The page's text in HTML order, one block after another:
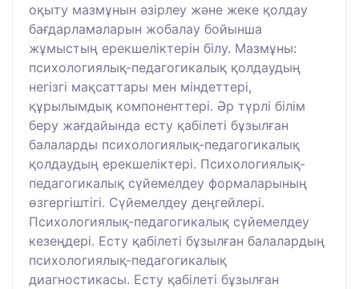
оқыту мазмұнын әзірлеу және жеке қолдау
бағдарламаларын жобалау бойынша
жұмыстың ерекшеліктерін білу. Мазмұны:
психологиялық-педагогикалық қолдаудың
негізгі мақсаттары мен міндеттері,
құрылымдық компоненттері. Әр түрлі білім
беру жағдайында есту қабілеті бұзылған
балаларды психологиялық-педагогикалық
қолдаудың ерекшеліктері. Психологиялық-
педагогикалық сүйемелдеу формаларының
өзгергіштігі. Сүйемелдеу деңгейлері.
Психологиялық-педагогикалық сүйемелдеу
кезеңдері. Есту қабілеті бұзылған балалардың
психологиялық-педагогикалық
диагностикасы. Есту қабілеті бұзылған